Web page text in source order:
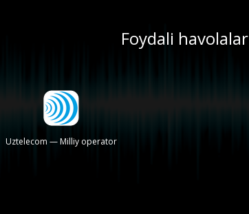
Foydali havolalar
Uztelecom — Milliy operator